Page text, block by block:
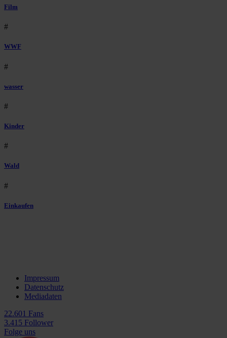
Film
#
WWF
#
wasser
#
Kinder
#
Wald
#
Einkaufen
Impressum
Datenschutz
Mediadaten
22.601 Fans
3.415 Follower
Folge uns